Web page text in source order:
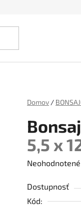
Domov /
5,5 x
Priemerné
produktu
je
Neohodnotené
Dostupnosť
Kód: